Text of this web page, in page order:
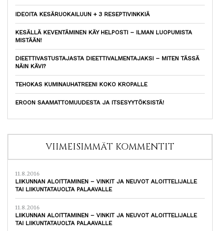
IDEOITA KESÄRUOKAILUUN + 3 RESEPTIVINKKIÄ
KESÄLLÄ KEVENTÄMINEN KÄY HELPOSTI – ILMAN LUOPUMISTA
MISTÄÄN!
DIEETTIVASTUSTAJASTA DIEETTIVALMENTAJAKSI – MITEN TÄSSÄ
NÄIN KÄVI?
TEHOKAS KUMINAUHATREENI KOKO KROPALLE
EROON SAAMATTOMUUDESTA JA ITSESYYTÖKSISTÄ!
VIIMEISIMMÄT KOMMENTIT
11.8.2016
LIIKUNNAN ALOITTAMINEN – VINKIT JA NEUVOT ALOITTELIJALLE
TAI LIIKUNTATAUOLTA PALAAVALLE
11.8.2016
LIIKUNNAN ALOITTAMINEN – VINKIT JA NEUVOT ALOITTELIJALLE
TAI LIIKUNTATAUOLTA PALAAVALLE